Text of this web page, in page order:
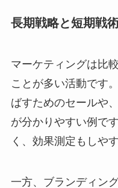
長期戦略と短期戦
マーケティングは比
ことが多い活動です
ばすためのセールや
が分かりやすい例で
く、効果測定もしや
一方、ブランディン